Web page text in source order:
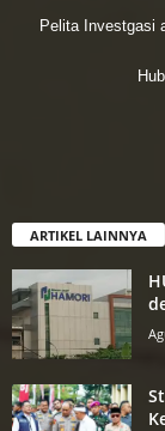
Pelita Investgasi
ARTIKEL LAINNYA